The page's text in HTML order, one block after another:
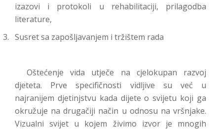
izazovi i protokoli u rehabilitaciji, prilagodba
literature,
3. Susret sa zapošljavanjem i tržištem rada
Oštećenje vida utječe na cjelokupan razvoj
djeteta. Prve specifičnosti vidljive su već u
najranijem djetinjstvu kada dijete o svijetu koji ga
okružuje na drugačiji način u odnosu na vršnjake.
Vizualni svijet u kojem živimo izvor je mnogih